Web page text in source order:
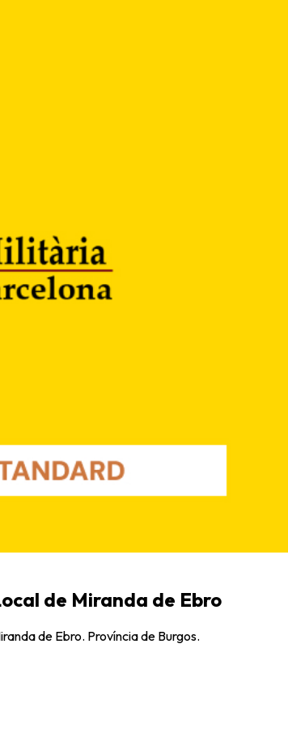
de Miranda de Ebro
de Ebro. Província de Burgos.